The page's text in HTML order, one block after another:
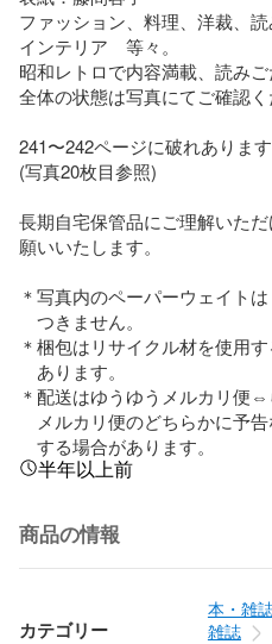
ファッション、料理、洋裁、読
インテリア　等々。
昭和レトロで内容満載、読みご
全体の状態は写真にてご確認く
241〜242ページに破れあります
(写真20枚目参照)
長期自宅保管品にご理解いた
願いいたします。
＊写真内のペーパーウェイトは
つきません。
＊梱包はリサイクル材を使用
あります。
＊配送はゆうゆうメルカリ便⇔
メルカリ便のどちらかに予告
する場合があります。
半年以上前
商品の情報
カテゴリー
本・雑
雑誌